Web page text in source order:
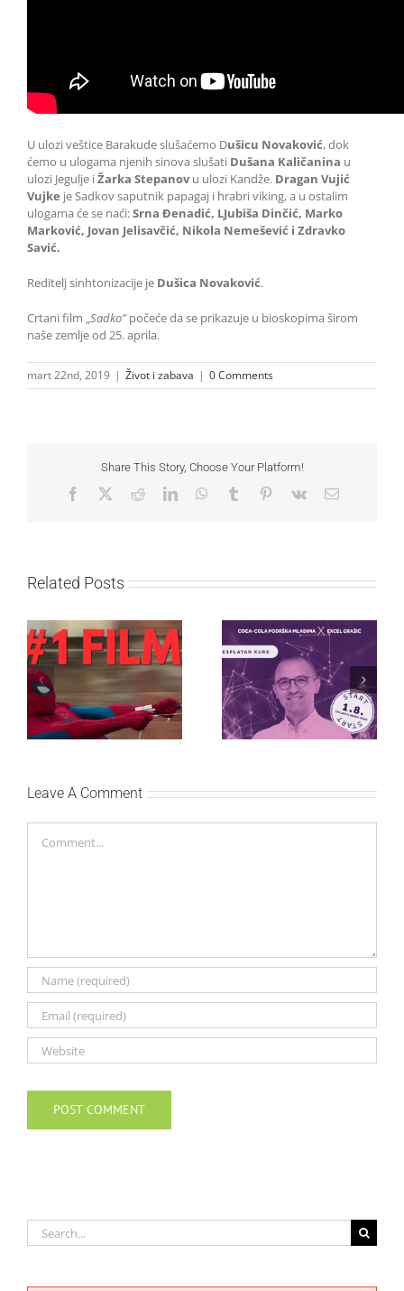
U ulozi veštice Barakude slušaćemo Dušicu Novaković, dok
ćemo u ulogama njenih sinova slušati Dušana Kaličanina u
ulozi Jegulje iŽarka Stepanovu ulozi Kandže. Dragan Vujić
Vujke je Sadkov saputnik papagaj i hrabri viking, a u ostalim
ulogama će se naći:Srna Đenadić, LJubiša Dinčić, Marko
Marković, Jovan Jelisavčić, Nikola Nemešević i Zdravko
Savić.
Reditelj sinhtonizacije je Dušica Novaković.
Crtani film „Sadko”počeće da se prikazuje u bioskopima širom
naše zemlje od 25. aprila.
mart 22nd, 2019 | Život i zabava | 0 Comments
Share This Story, Choose Your Platform!
Facebook RedditLinkedInWhatsApp
Tumblr Pinterest
Vk Email
Related Posts
Najuspešnije otvaranje
studijskog filma u Srbiji:
Spajdermen: Novi dan
oborio rekord već prvog
vikenda
Priključi se besplatnoj
regionalnoj AI edukaciji
i nauči kako da
veštačku inteligenciju
primeniš u praksi
Leave A Comment
Search
for: